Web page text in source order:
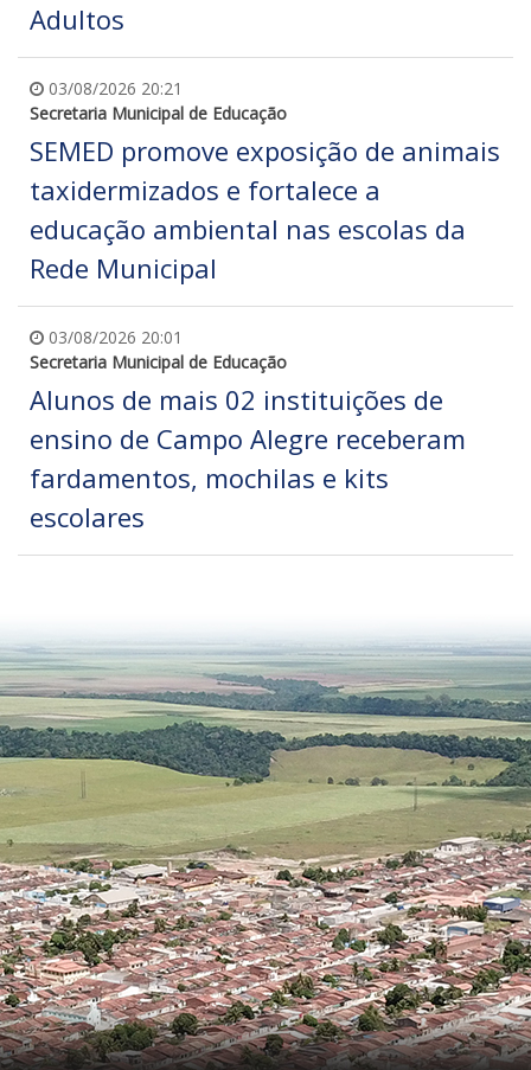
Adultos
03/08/2026 20:21
Secretaria Municipal de Educação
SEMED promove exposição de animais
taxidermizados e fortalece a
educação ambiental nas escolas da
Rede Municipal
03/08/2026 20:01
Secretaria Municipal de Educação
Alunos de mais 02 instituições de
ensino de Campo Alegre receberam
fardamentos, mochilas e kits
escolares